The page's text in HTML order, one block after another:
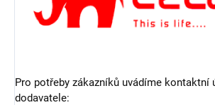
Pro potřeby zákazníků uvádíme kontaktní
dodavatele: